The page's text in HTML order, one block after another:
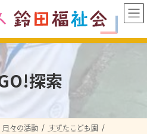
探索
日々の活動
すずたこども園